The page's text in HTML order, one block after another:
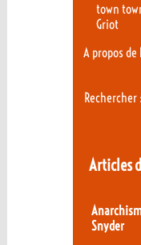
town
Griot
A propos de
Rechercher
Articles
Snyder